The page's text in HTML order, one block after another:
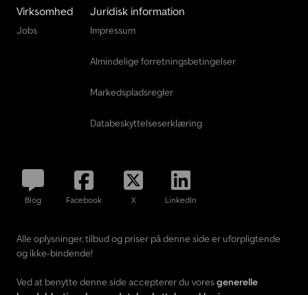
Virksomhed
Jobs
Juridisk information
Impressum
Almindelige forretningsbetingelser
Markedspladsregler
Databeskyttelseserklæring
Blog Facebook X LinkedIn
Alle oplysninger, tilbud og priser på denne side er uforpligtende
og ikke-bindende!
Ved at benytte denne side accepterer du voresgenerelle